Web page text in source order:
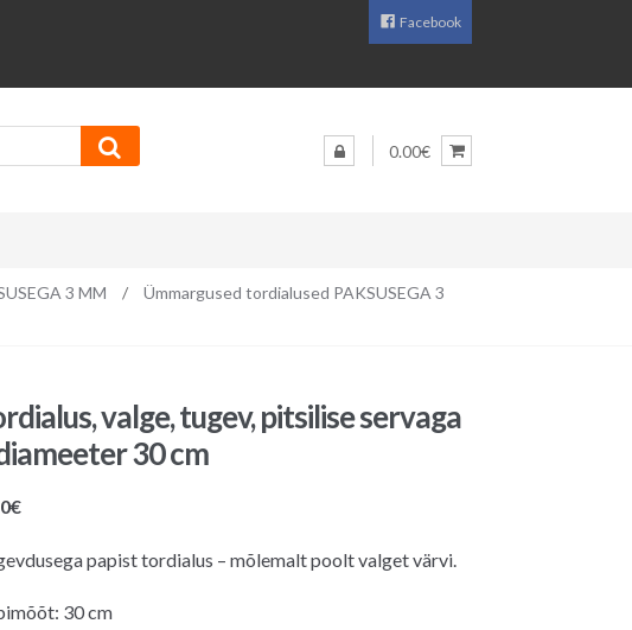
Facebook
0.00€
3 MM /
Ümmargused tordialused PAKSUSEGA 3
valge, tugev, pitsilise servaga
30 cm
€
papist tordialus – mõlemalt poolt valget värvi.
30 cm